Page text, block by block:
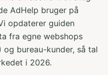
AdHelp bruger på
opdaterer guiden
fra egne webshops
og bureau-kunder, så tal
i 2026.